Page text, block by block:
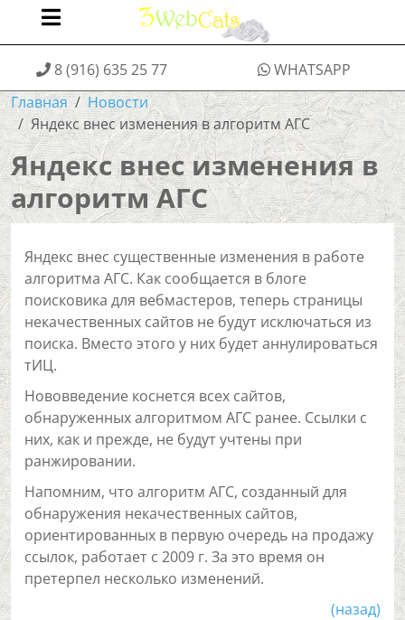
8 (916) 635 25 77
WHATSAPP
Главная
Новости
Яндекс внес изменения в алгоритм АГС
Яндекс внес изменения в
алгоритм АГС
Яндекс внес существенные изменения в работе
алгоритма АГС. Как сообщается в блоге
поисковика для вебмастеров, теперь страницы
некачественных сайтов не будут исключаться из
поиска. Вместо этого у них будет аннулироваться
тИЦ.
Нововведение коснется всех сайтов,
обнаруженных алгоритмом АГС ранее. Ссылки с
них, как и прежде, не будут учтены при
ранжировании.
Напомним, что алгоритм АГС, созданный для
обнаружения некачественных сайтов,
ориентированных в первую очередь на продажу
ссылок, работает с 2009 г. За это время он
претерпел несколько изменений.
(назад)